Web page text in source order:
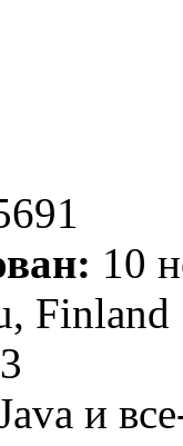
10
Finland
и